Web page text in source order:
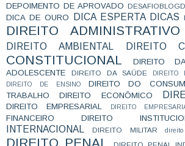
DEPOIMENTO DE APROVADO
DICA DE OURO DICA ESPERTA DICAS
DIREITO ADMINISTRATIVO
DIREITO AMBIENTAL DIREITO
CONSTITUCIONAL
DIREITO
ADOLESCENTE
DIREITO DA SAÚDE
DIREITO
DIREITO DE ENSINO
DIREITO DO
TRABALHO
DIREITO ECONÔMICO
DIREITO EMPRESARIAL DIREITO
FINANCEIRO
DIREITO
INTERNACIONAL
DIREITO MILITAR
DIREITO PENAL DIREITO PENAL